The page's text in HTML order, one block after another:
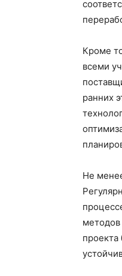
Кроме
всеми
ранних
Не
проекта